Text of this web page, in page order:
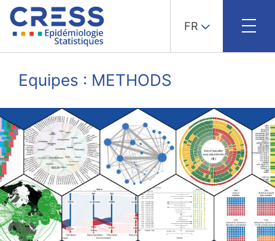
content
FR
Equipes : METHODS